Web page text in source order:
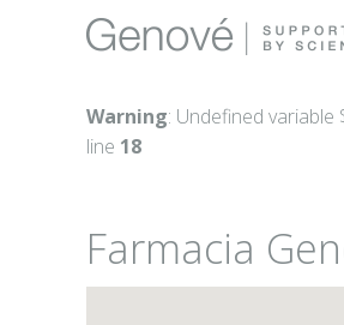
Warning: Undefined
line 18
Farmacia